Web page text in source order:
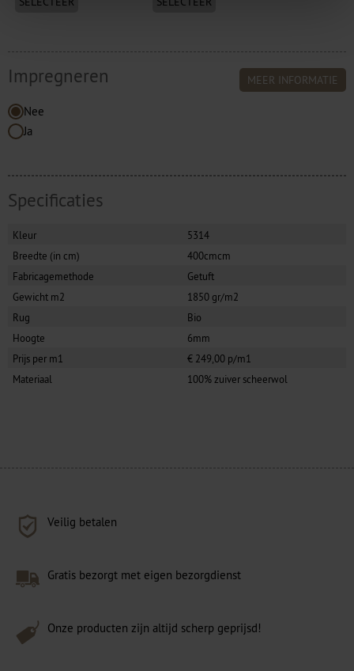
Impregneren MEER INFORMATIE
Nee
Ja
Specificaties
Kleur
5314
Breedte (in cm)
400cmcm
Fabricagemethode
Getuft
Gewicht m2
1850 gr/m2
Rug
Bio
Hoogte
6mm
Prijs per m1
€ 249,00 p/m1
Materiaal
100% zuiver scheerwol
Veilig betalen
Gratis bezorgt met eigen bezorgdienst
Onze producten zijn altijd scherp geprijsd!